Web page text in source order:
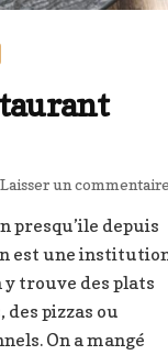
Laisser un commentaire
presqu’ile depuis
est une
y trouve des plats
pizzas ou
On a mangé